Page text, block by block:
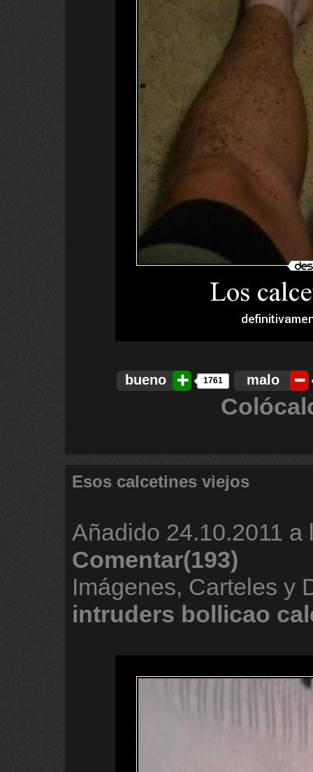
bueno 1761 malo
Esos calcetines viejos
Añadido 24.10.2011 a
Comentar(193)
Imágenes, Carteles y
intruders bollicao